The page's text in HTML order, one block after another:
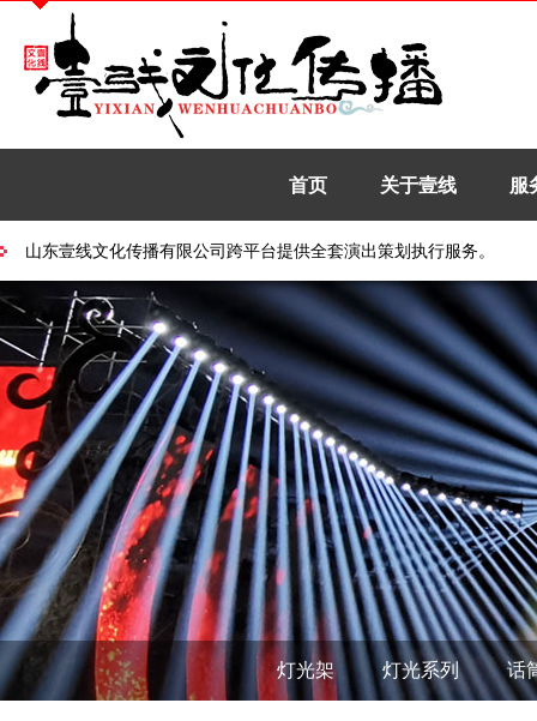
首页 关于壹线 服
山东壹线文化传播有限公司跨平台提供全套演出策划执行服务。
灯光架 灯光系列 话